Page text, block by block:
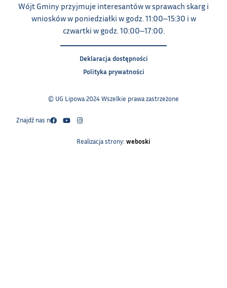
Wójt Gminy przyjmuje interesantów w sprawach skarg i
wniosków w poniedziałki w godz. 11:00‒15:30 i w
czwartki w godz. 10:00‒17:00.
Deklaracja dostępności
Polityka prywatności
© UG Lipowa 2024 Wszelkie prawa zastrzeżone
Znajdź nas na:
Realizacja strony: weboski